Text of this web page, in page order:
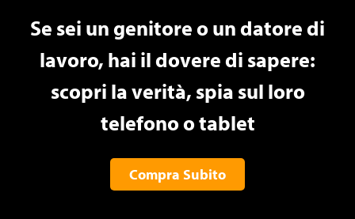
Se sei un genitore o un datore di
lavoro, hai il dovere di sapere:
scopri la verità, spia sul loro
telefono o tablet
Compra Subito